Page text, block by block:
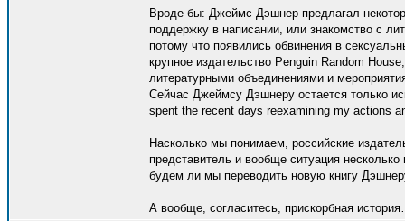
Вроде бы: Джеймс Дэшнер предлагал
поддержку в написании, или знакомство с
потому что появились обвинения в
крупное издательство Penguin Random
литературными объединениями и
Сейчас Джеймсу Дэшнеру остается только
spent the recent days reexamining my actions
Насколько мы понимаем, российские
представитель и вообще ситуация
будем ли мы переводить новую книгу
А вообще, согласитесь, прискорбная